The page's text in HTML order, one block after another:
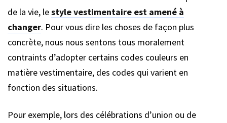
de la vie, lestyle vestimentaire est amené à
changer. Pour vous dire les choses de façon plus
concrète, nous nous sentons tous moralement
contraints d’adopter certains codes couleurs en
matière vestimentaire, des codes qui varient en
fonction des situations.
Pour exemple, lors des célébrations d’union ou de